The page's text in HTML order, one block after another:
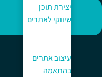
יצירת תוכן
שיווקי לאתרים
עיצוב אתרים
בהתאמה